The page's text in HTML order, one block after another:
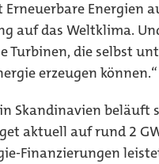
Energien
auf das Weltklima.
Turbinen, die selbst
erzeugen können.“
Skandinavien beläuft
aktuell auf rund 2
Finanzierungen